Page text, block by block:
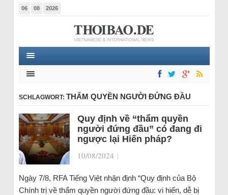
06 08 2026
SCHLAGWORT: THẨM QUYỀN NGƯỜI ĐỨNG ĐẦU
Quy định về “thẩm quyền
người đứng đầu” có đang đi
ngược lại Hiến pháp?
10/08/2024 |
Ngày 7/8, RFA Tiếng Việt nhận định “Quy định của Bộ
Chính trị về thẩm quyền người đứng đầu: vi hiến, dễ bị